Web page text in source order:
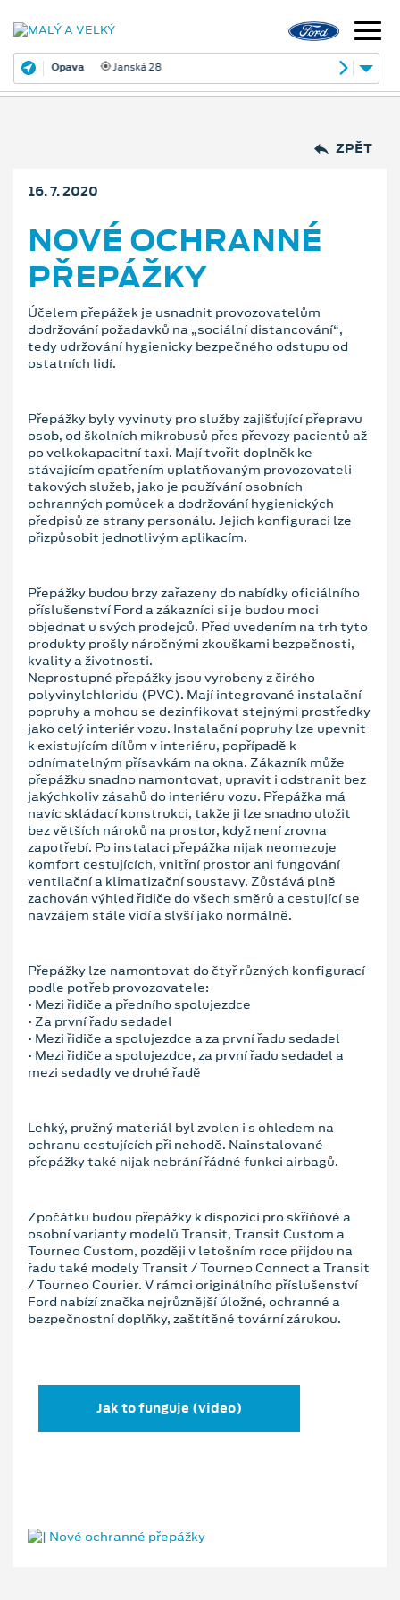
Opava Janská 28
ZPĚT
16. 7. 2020
NOVÉ OCHRANNÉ
PŘEPÁŽKY
Účelem přepážek je usnadnit provozovatelům
dodržování požadavků na „sociální distancování“,
tedy udržování hygienicky bezpečného odstupu od
ostatních lidí.
Přepážky byly vyvinuty pro služby zajišťující přepravu
osob, od školních mikrobusů přes převozy pacientů až
po velkokapacitní taxi. Mají tvořit doplněk ke
stávajícím opatřením uplatňovaným provozovateli
takových služeb, jako je používání osobních
ochranných pomůcek a dodržování hygienických
předpisů ze strany personálu. Jejich konfiguraci lze
přizpůsobit jednotlivým aplikacím.
Přepážky budou brzy zařazeny do nabídky oficiálního
příslušenství Ford a zákazníci si je budou moci
objednat u svých prodejců. Před uvedením na trh tyto
produkty prošly náročnými zkouškami bezpečnosti,
kvality a životnosti.
Neprostupné přepážky jsou vyrobeny z čirého
polyvinylchloridu (PVC). Mají integrované instalační
popruhy a mohou se dezinfikovat stejnými prostředky
jako celý interiér vozu. Instalační popruhy lze upevnit
k existujícím dílům v interiéru, popřípadě k
odnímatelným přísavkám na okna. Zákazník může
přepážku snadno namontovat, upravit i odstranit bez
jakýchkoliv zásahů do interiéru vozu. Přepážka má
navíc skládací konstrukci, takže ji lze snadno uložit
bez větších nároků na prostor, když není zrovna
zapotřebí. Po instalaci přepážka nijak neomezuje
komfort cestujících, vnitřní prostor ani fungování
ventilační a klimatizační soustavy. Zůstává plně
zachován výhled řidiče do všech směrů a cestující se
navzájem stále vidí a slyší jako normálně.
Přepážky lze namontovat do čtyř různých konfigurací
podle potřeb provozovatele:
• Mezi řidiče a předního spolujezdce
• Za první řadu sedadel
• Mezi řidiče a spolujezdce a za první řadu sedadel
• Mezi řidiče a spolujezdce, za první řadu sedadel a
mezi sedadly ve druhé řadě
Lehký, pružný materiál byl zvolen i s ohledem na
ochranu cestujících při nehodě. Nainstalované
přepážky také nijak nebrání řádné funkci airbagů.
Zpočátku budou přepážky k dispozici pro skříňové a
osobní varianty modelů Transit, Transit Custom a
Tourneo Custom, později v letošním roce přijdou na
řadu také modely Transit / Tourneo Connect a Transit
/ Tourneo Courier. V rámci originálního příslušenství
Ford nabízí značka nejrůznější úložné, ochranné a
bezpečnostní doplňky, zaštítěné tovární zárukou.
Jak to funguje (video)